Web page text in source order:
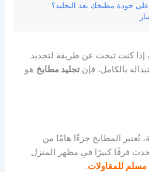
جودة مطبخك بعد التجليد؟
كنت تبحث عن طريقة لتجديد
بالكامل، فإنتجليد مطابخ هو
تُعتبر المطابخ جزءًا هامًا من
فرقًا كبيرًا في مظهر المنزل
مسلم للمقاولات.